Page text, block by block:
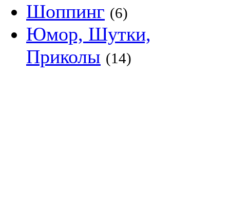
Шоппинг (6)
Юмор, Шутки,
Приколы (14)